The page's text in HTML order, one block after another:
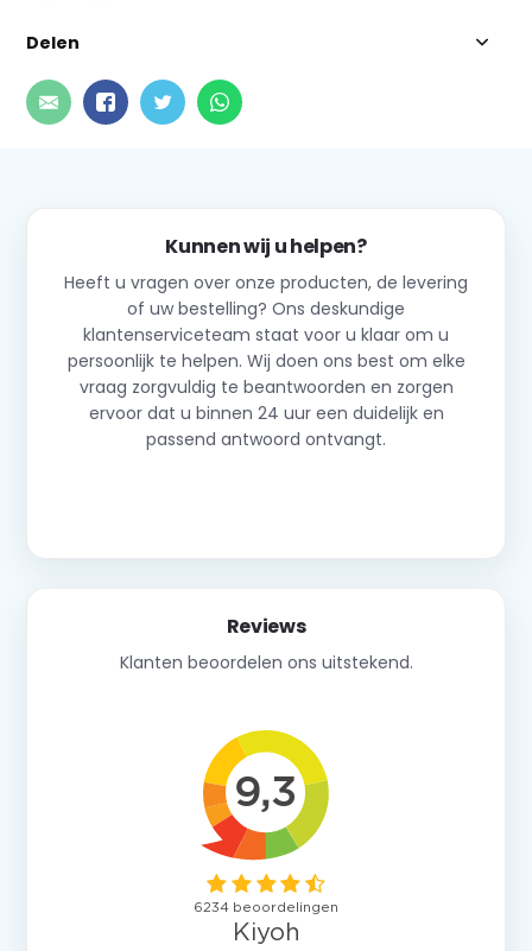
Delen
Kunnen wij u helpen?
Heeft u vragen over onze producten, de levering
of uw bestelling? Ons deskundige
klantenserviceteam staat voor u klaar om u
persoonlijk te helpen. Wij doen ons best om elke
vraag zorgvuldig te beantwoorden en zorgen
ervoor dat u binnen 24 uur een duidelijk en
passend antwoord ontvangt.
Reviews
Klanten beoordelen ons uitstekend.